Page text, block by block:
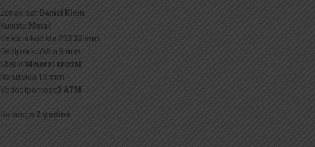
Ženski sat Daniel Klein
Kućište: Metal
Veličina kućišta:23X32 mm
Debljina kućišta:8 mm
Staklo: Mineral kristal
Narukvica:13 mm
Vodootpornost:3 ATM
Garancija:2 godine